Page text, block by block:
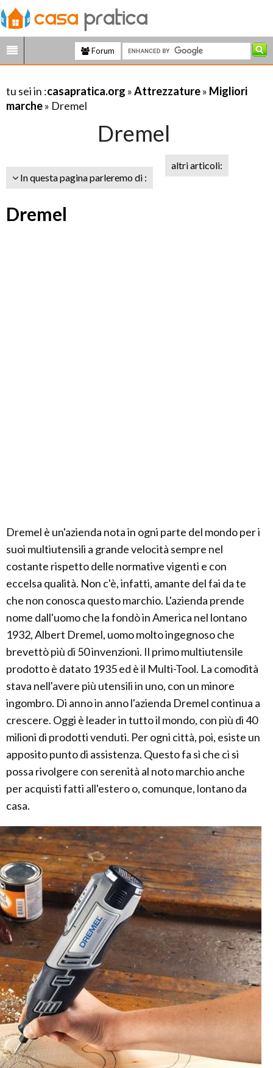
Forum
tu sei in :casapratica.org »Attrezzature» Migliori
marche» Dremel
Dremel
In questa pagina parleremo di :
altri articoli:
Dremel
Dremel è un'azienda nota in ogni parte del mondo per i
suoi multiutensili a grande velocità sempre nel
costante rispetto delle normative vigenti e con
eccelsa qualità. Non c'è, infatti, amante del fai da te
che non conosca questo marchio. L'azienda prende
nome dall'uomo che la fondò in America nel lontano
1932, Albert Dremel, uomo molto ingegnoso che
brevettò più di 50 invenzioni. Il primo multiutensile
prodotto è datato 1935 ed è il Multi-Tool. La comodità
stava nell'avere più utensili in uno, con un minore
ingombro. Di anno in anno l'azienda Dremel continua a
crescere. Oggi è leader in tutto il mondo, con più di 40
milioni di prodotti venduti. Per ogni città, poi, esiste un
apposito punto di assistenza. Questo fa sì che ci si
possa rivolgere con serenità al noto marchio anche
per acquisti fatti all'estero o, comunque, lontano da
casa.